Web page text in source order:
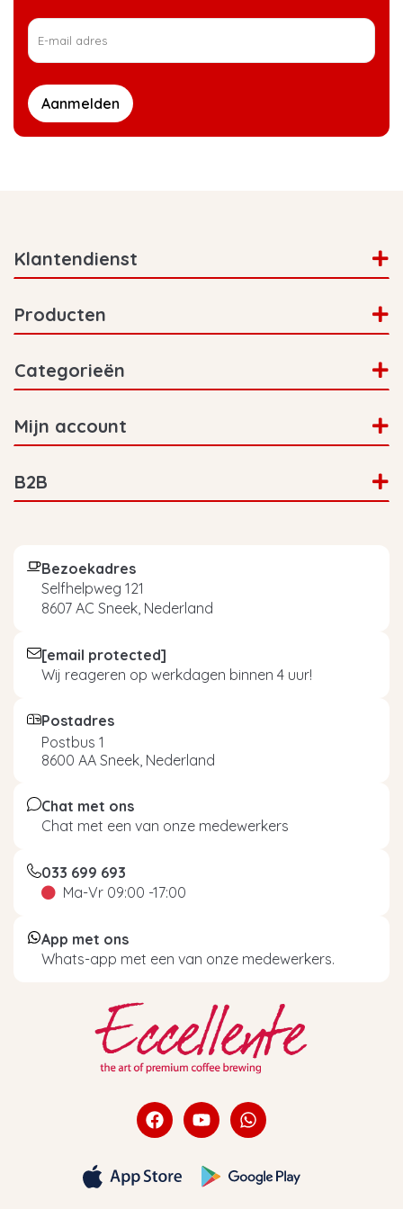
hoef je alleen nog maar een dag te wachten en
dan kun je al aan de slag!
Aanmelden
Klantendienst
Producten
Categorieën
Mijn account
B2B
Bezoekadres
Selfhelpweg 121
8607 AC Sneek, Nederland
[email protected]
Wij reageren op werkdagen binnen 4 uur!
Postadres
Postbus 1
8600 AA Sneek, Nederland
Chat met ons
Chat met een van onze medewerkers
033 699 693
Ma-Vr 09:00 -17:00
App met ons
Whats-app met een van onze medewerkers.